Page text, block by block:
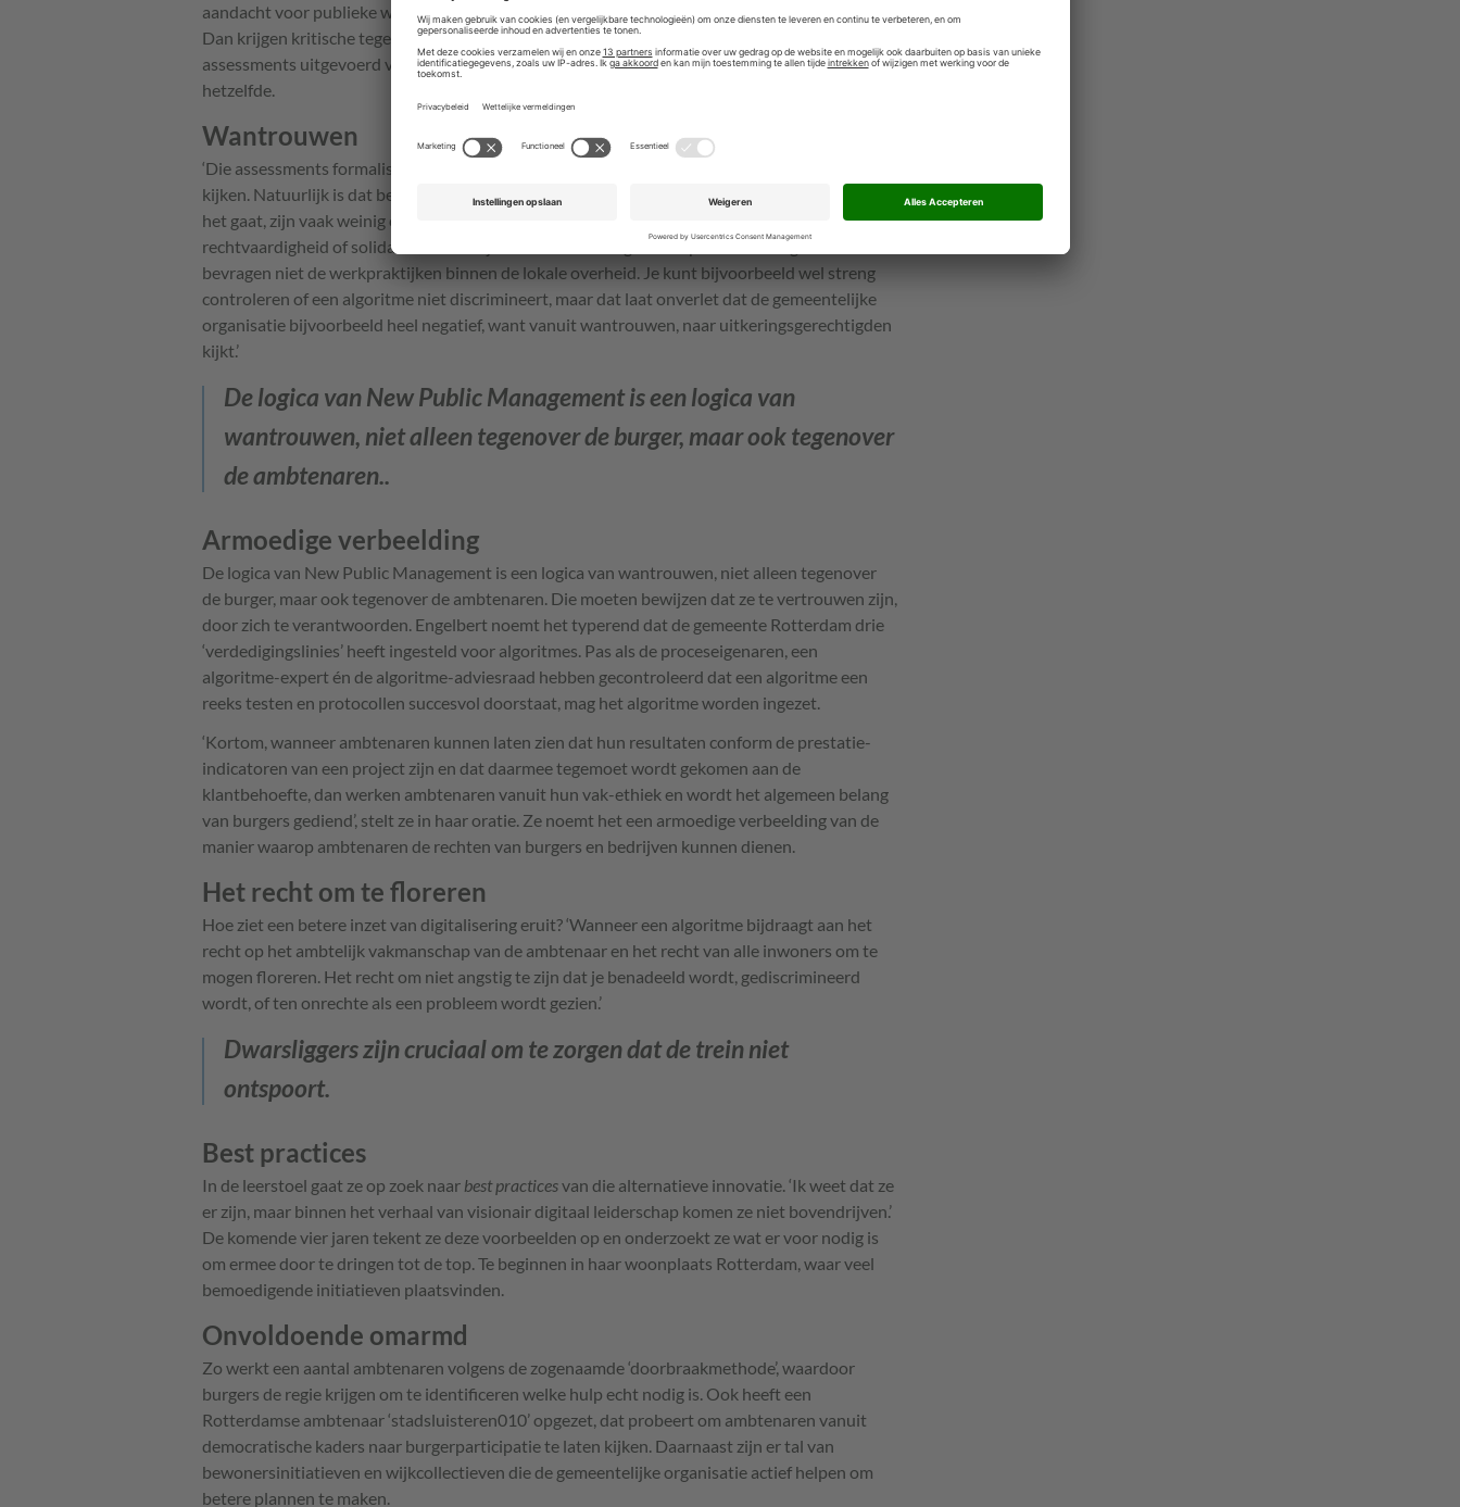
aandacht voor publieke waarden, zoals veiligheid, transparantie en de privacy van inwoners.
Dan krijgen kritische tegengeluiden toch juist méér gehoor? Nee, zegt Engelbert, er worden
assessments uitgevoerd voordat de technologie wordt geïmplementeerd. Dat is niet
hetzelfde.
Wantrouwen
‘Die assessments formaliseren het belang van op een vroeg moment kritisch naar technologie
kijken. Natuurlijk is dat belangrijk, maar het is niet afdoende. De publieke waarden waarover
het gaat, zijn vaak weinig controversieel. Het gaat bijvoorbeeld nauwelijks over sociale
rechtvaardigheid of solidariteit. Ook zijn de assessments gericht op de technologie. Ze
bevragen niet de werkpraktijken binnen de lokale overheid. Je kunt bijvoorbeeld wel streng
controleren of een algoritme niet discrimineert, maar dat laat onverlet dat de gemeentelijke
organisatie bijvoorbeeld heel negatief, want vanuit wantrouwen, naar uitkeringsgerechtigden
kijkt.’
De logica van New Public Management is een logica van
wantrouwen, niet alleen tegenover de burger, maar ook tegenover
de ambtenaren..
Armoedige verbeelding
De logica van New Public Management is een logica van wantrouwen, niet alleen tegenover
de burger, maar ook tegenover de ambtenaren. Die moeten bewijzen dat ze te vertrouwen zijn,
door zich te verantwoorden. Engelbert noemt het typerend dat de gemeente Rotterdam drie
‘verdedigingslinies’ heeft ingesteld voor algoritmes. Pas als de proceseigenaren, een
algoritme-expert én de algoritme-adviesraad hebben gecontroleerd dat een algoritme een
reeks testen en protocollen succesvol doorstaat, mag het algoritme worden ingezet.
‘Kortom, wanneer ambtenaren kunnen laten zien dat hun resultaten conform de prestatie-
indicatoren van een project zijn en dat daarmee tegemoet wordt gekomen aan de
klantbehoefte, dan werken ambtenaren vanuit hun vak-ethiek en wordt het algemeen belang
van burgers gediend’, stelt ze in haar oratie. Ze noemt het een armoedige verbeelding van de
manier waarop ambtenaren de rechten van burgers en bedrijven kunnen dienen.
Het recht om te floreren
Hoe ziet een betere inzet van digitalisering eruit? ‘Wanneer een algoritme bijdraagt aan het
recht op het ambtelijk vakmanschap van de ambtenaar en het recht van alle inwoners om te
mogen floreren. Het recht om niet angstig te zijn dat je benadeeld wordt, gediscrimineerd
wordt, of ten onrechte als een probleem wordt gezien.’
Dwarsliggers zijn cruciaal om te zorgen dat de trein niet
ontspoort.
Best practices
In de leerstoel gaat ze op zoek naar best practicesvan die alternatieve innovatie. ‘Ik weet dat ze
er zijn, maar binnen het verhaal van visionair digitaal leiderschap komen ze niet bovendrijven.’
De komende vier jaren tekent ze deze voorbeelden op en onderzoekt ze wat er voor nodig is
om ermee door te dringen tot de top. Te beginnen in haar woonplaats Rotterdam, waar veel
bemoedigende initiatieven plaatsvinden.
Onvoldoende omarmd
Zo werkt een aantal ambtenaren volgens de zogenaamde ‘doorbraakmethode’, waardoor
burgers de regie krijgen om te identificeren welke hulp echt nodig is. Ook heeft een
Rotterdamse ambtenaar ‘stadsluisteren010’ opgezet, dat probeert om ambtenaren vanuit
democratische kaders naar burgerparticipatie te laten kijken. Daarnaast zijn er tal van
bewonersinitiatieven en wijkcollectieven die de gemeentelijke organisatie actief helpen om
betere plannen te maken.